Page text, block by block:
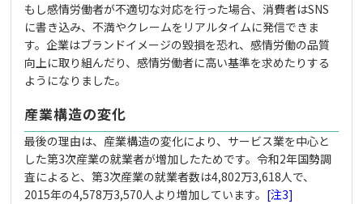
もし感情労働者が不適切な対応を行った場合、消費者はSNS
に書き込み、不満やクレームをリアルタイムに発信できま
す。企業はブランドイメージの毀損を恐れ、感情労働の品質
向上に取り組んだり、感情労働者に高い基準を求めたりする
ようになりました。
産業構造の変化
最後の理由は、産業構造の変化により、サービス業を中心と
した第3次産業の就業者が増加したためです。令和2年国勢調
査によると、第3次産業の就業者数は4,802万3,618人で、
2015年の4,578万3,570人より増加しています。 [注3]